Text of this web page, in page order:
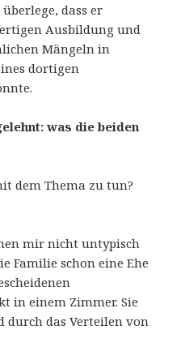
dass er
Ausbildung und
Mängeln in
dortigen
was die beiden
dem Thema zu tun?
mir nicht untypisch
Familie schon eine Ehe
in einem Zimmer. Sie
durch das Verteilen von